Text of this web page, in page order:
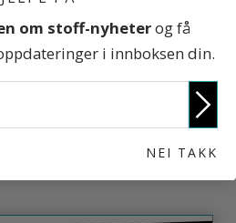
om stoff-nyheterog få
i innboksen din.
NEI TAKK